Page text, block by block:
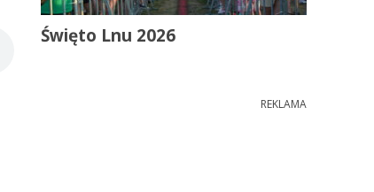
Święto Lnu 2026
REKLAMA